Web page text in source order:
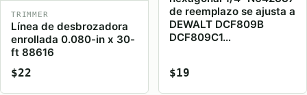
TRIMMER
Línea de desbrozadora
enrollada 0.080-in x 30-
ft 88616
$22
de reemplazo se ajusta a
DEWALT DCF809B
DCF809C1…
$19